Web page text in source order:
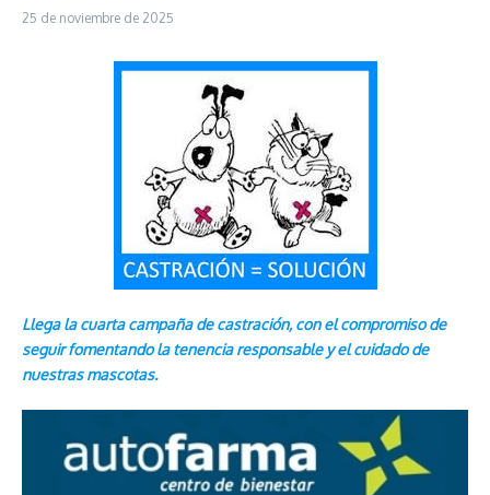
25 de noviembre de 2025
Llega la cuarta campaña de castración, con el compromiso de
seguir fomentando la tenencia responsable y el cuidado de
nuestras mascotas.